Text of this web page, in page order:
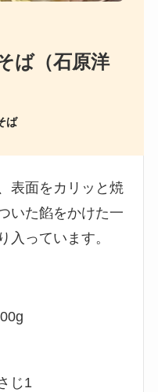
ば（石原洋
ば
表面をカリッと焼
いた餡をかけた一
入っています。
じ1